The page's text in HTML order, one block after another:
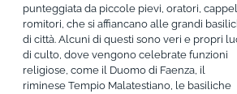
punteggiata da piccole pievi, oratori,
romitori, che si affiancano alle grandi
di città. Alcuni di questi sono veri e propri
di culto, dove vengono celebrate funzioni
religiose, come il Duomo di Faenza, il
riminese Tempio Malatestiano, le basiliche